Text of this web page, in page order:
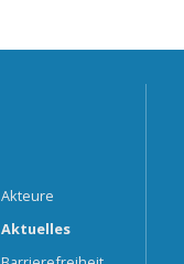
Akteure
Aktuelles